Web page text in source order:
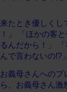
来たとき優しく
」 「ほかの客
んだから！」
で言わないの!?」
義母さんへのプ
、お義母さん激